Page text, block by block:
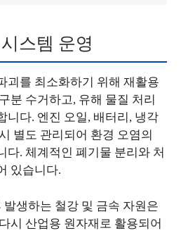
스템 운영
괴를 최소화하기 위해 재활용
분 수거하고, 유해 물질 처리
니다. 엔진 오일, 배터리, 냉각
별도 관리되어 환경 오염의
다. 체계적인 폐기물 분리와 처
있습니다.
발생하는 철강 및 금속 자원은
시 산업용 원자재로 활용되어